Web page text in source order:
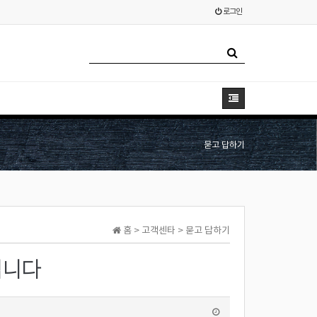
로그인
묻고 답하기
홈 > 고객센타 > 묻고 답하기
다